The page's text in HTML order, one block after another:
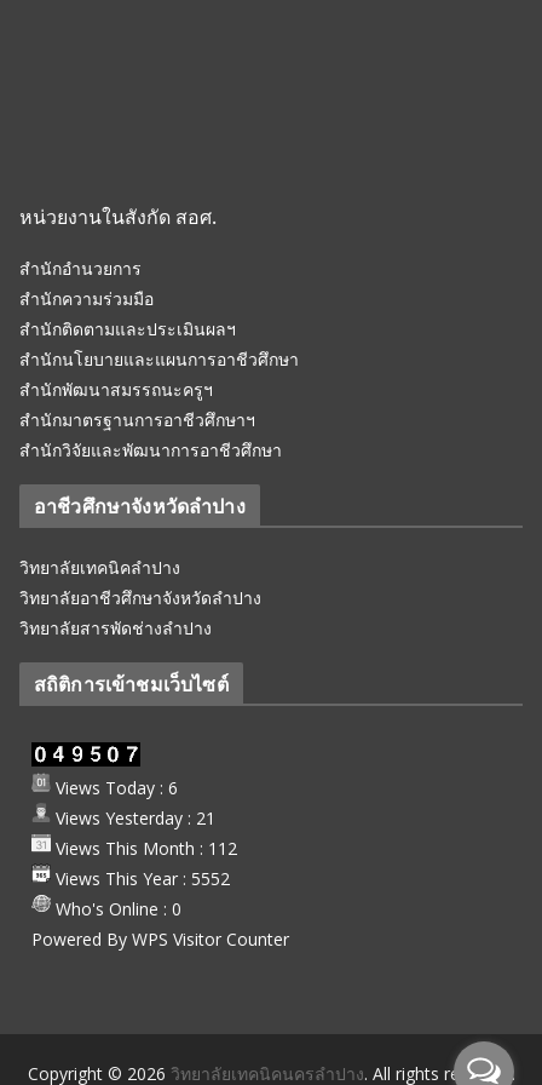
หน่วยงานในสังกัด สอศ.
สำนักอำนวยการ
สำนักความร่วมมือ
สำนักติดตามและประเมินผลฯ
สำนักนโยบายและแผนการอาชีวศึกษา
สำนักพัฒนาสมรรถนะครูฯ
สำนักมาตรฐานการอาชีวศึกษาฯ
สำนักวิจัยและพัฒนาการอาชีวศึกษา
อาชีวศึกษาจังหวัดลำปาง
วิทยาลัยเทคนิคลำปาง
วิทยาลัยอาชีวศึกษาจังหวัดลำปาง
วิทยาลัยสารพัดช่างลำปาง
สถิติการเข้าชมเว็บไซต์
Views Today : 6
Views Yesterday : 21
Views This Month : 112
Views This Year : 5552
Who's Online : 0
Powered By WPS Visitor Counter
Copyright © 2026 วิทยาลัยเทคนิคนครลำปาง. All rights reserved.